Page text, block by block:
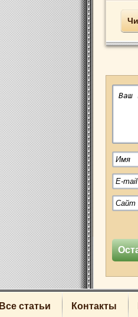
Все статьи Контакты